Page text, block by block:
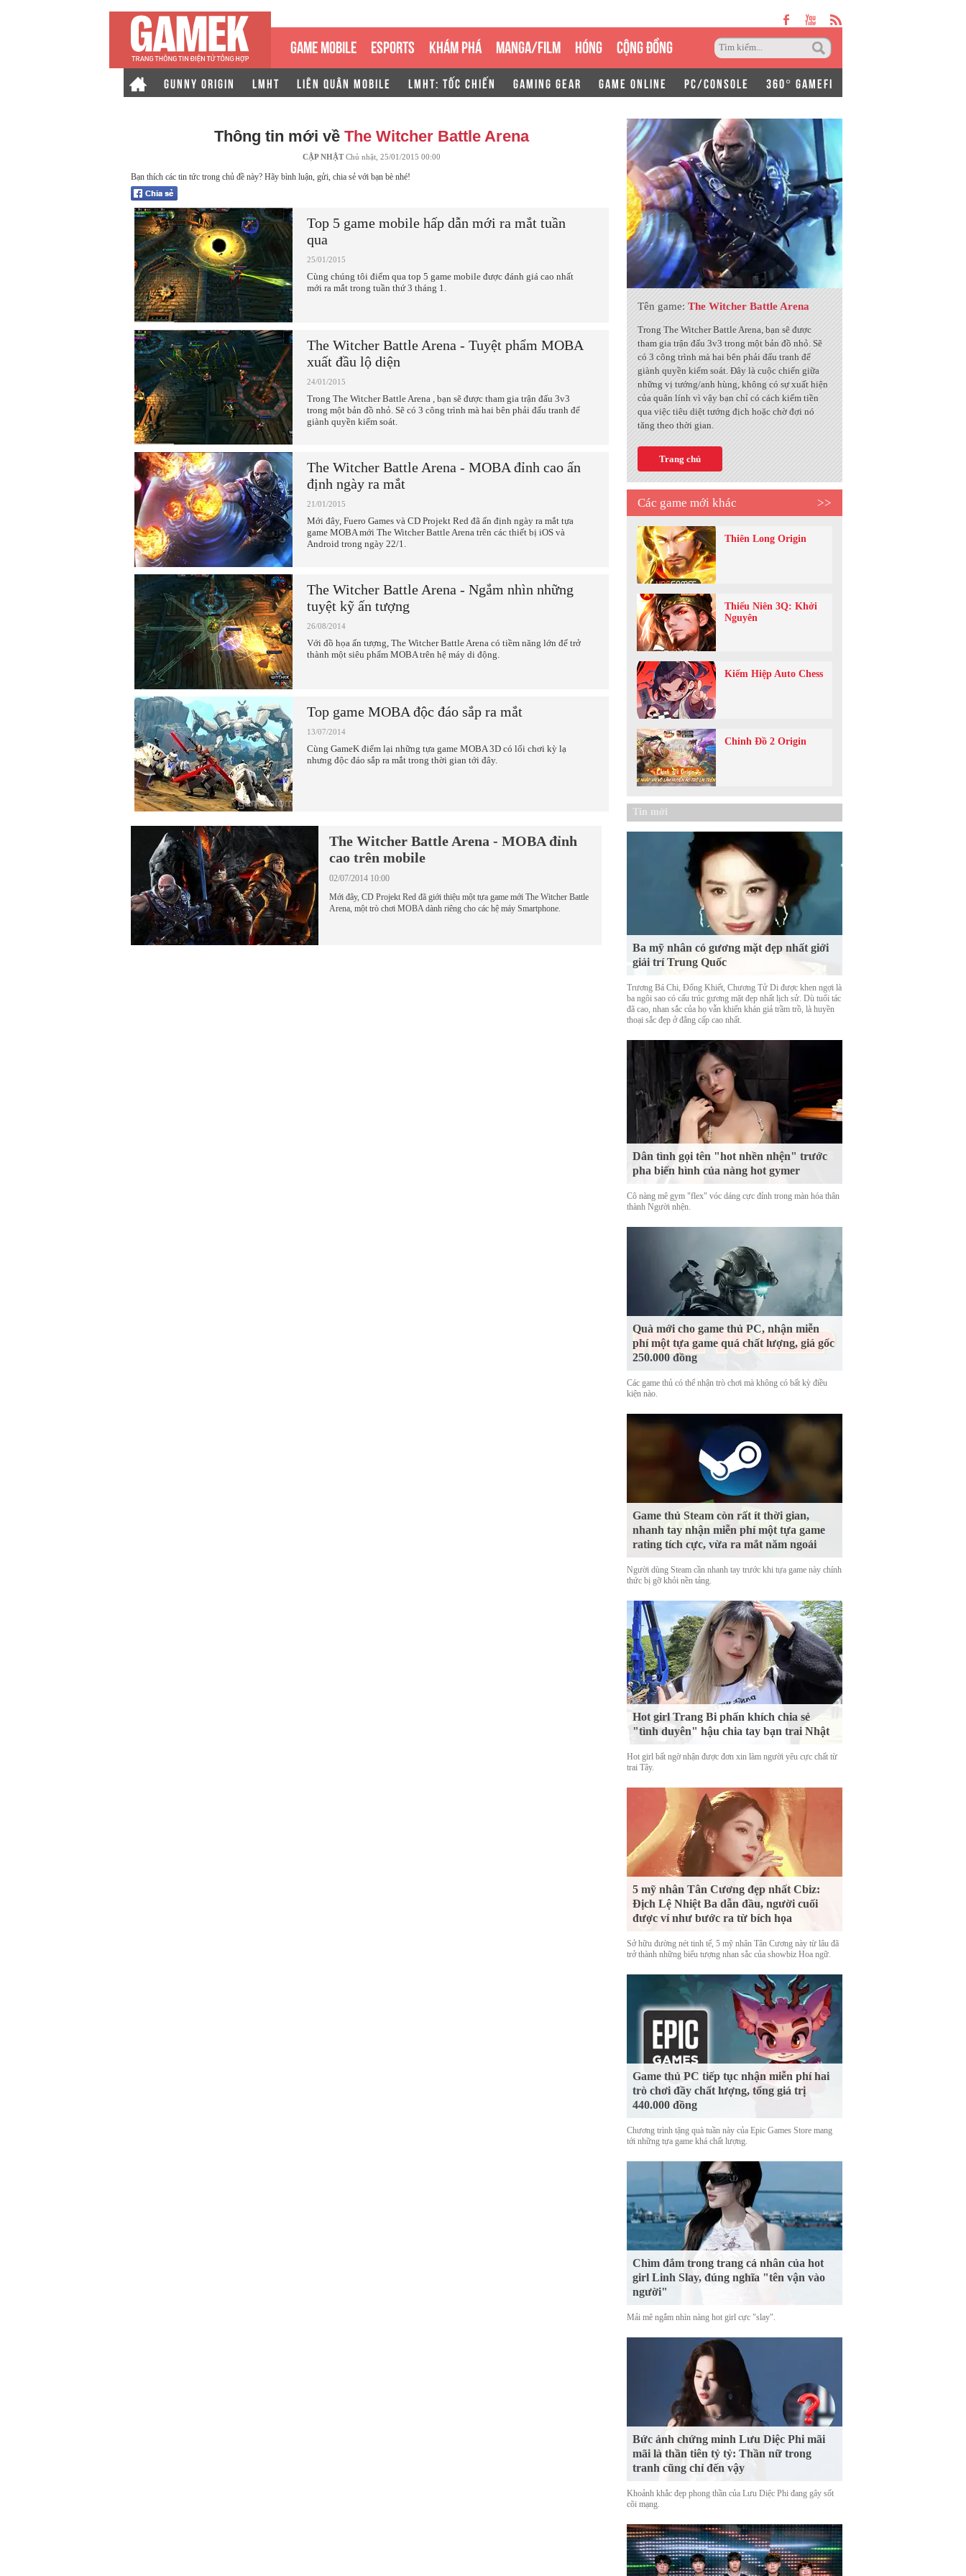
GAME MOBILE ESPORTS KHÁM PHÁ MANGA/FILM HÓNG CỘNG ĐỒNG
GUNNY ORIGIN LMHT LIÊN QUÂN MOBILE LMHT: TỐC CHIẾN GAMING GEAR GAME ONLINE PC/CONSOLE 360° GAMEFI
Thông tin mới về The Witcher Battle Arena
CẬP NHẬTChủ nhật, 25/01/2015 00:00
Bạn thích các tin tức trong chủ đề này? Hãy bình luận, gửi, chia sẻ với bạn bè nhé!
Top 5 game mobile hấp dẫn mới ra mắt tuần
qua
25/01/2015
Cùng chúng tôi điểm qua top 5 game mobile được đánh giá cao nhất
mới ra mắt trong tuần thứ 3 tháng 1.
The Witcher Battle Arena - Tuyệt phẩm MOBA
xuất đầu lộ diện
24/01/2015
Trong The Witcher Battle Arena , bạn sẽ được tham gia trận đấu 3v3
trong một bản đồ nhỏ. Sẽ có 3 công trình mà hai bên phải đấu tranh để
giành quyền kiểm soát.
The Witcher Battle Arena - MOBA đỉnh cao ấn
định ngày ra mắt
21/01/2015
Mới đây, Fuero Games và CD Projekt Red đã ấn định ngày ra mắt tựa
game MOBA mới The Witcher Battle Arena trên các thiết bị iOS và
Android trong ngày 22/1.
The Witcher Battle Arena - Ngắm nhìn những
tuyệt kỹ ấn tượng
26/08/2014
Với đồ họa ấn tượng, The Witcher Battle Arena có tiềm năng lớn để trở
thành một siêu phẩm MOBA trên hệ máy di động.
Top game MOBA độc đáo sắp ra mắt
13/07/2014
Cùng GameK điểm lại những tựa game MOBA 3D có lối chơi kỳ lạ
nhưng độc đáo sắp ra mắt trong thời gian tới đây.
The Witcher Battle Arena - MOBA đỉnh
cao trên mobile
02/07/2014 10:00
Mới đây, CD Projekt Red đã giới thiệu một tựa game mới The Witcher Battle
Arena, một trò chơi MOBA dành riêng cho các hệ máy Smartphone.
Tên game: The Witcher Battle Arena
Trong The Witcher Battle Arena, bạn sẽ được
tham gia trận đấu 3v3 trong một bản đồ nhỏ. Sẽ
có 3 công trình mà hai bên phải đấu tranh để
giành quyền kiểm soát. Đây là cuộc chiến giữa
những vị tướng/anh hùng, không có sự xuất hiện
của quân lính vì vậy bạn chỉ có cách kiếm tiền
qua việc tiêu diệt tướng địch hoặc chờ đợi nó
tăng theo thời gian.
Trang chủ
Các game mới khác >>
Thiên Long Origin
Thiếu Niên 3Q: Khởi
Nguyên
Kiếm Hiệp Auto Chess
Chinh Đồ 2 Origin
Tin mới
Ba mỹ nhân có gương mặt đẹp nhất giới
giải trí Trung Quốc
Trương Bá Chi, Đổng Khiết, Chương Tử Di được khen ngợi là
ba ngôi sao có cấu trúc gương mặt đẹp nhất lịch sử. Dù tuổi tác
đã cao, nhan sắc của họ vẫn khiến khán giả trầm trồ, là huyền
thoại sắc đẹp ở đẳng cấp cao nhất.
Dân tình gọi tên "hot nhền nhện" trước
pha biến hình của nàng hot gymer
Cô nàng mê gym "flex" vóc dáng cực đỉnh trong màn hóa thân
thành Người nhện.
Quà mới cho game thủ PC, nhận miễn
phí một tựa game quá chất lượng, giá gốc
250.000 đồng
Các game thủ có thể nhận trò chơi mà không có bất kỳ điều
kiện nào.
Game thủ Steam còn rất ít thời gian,
nhanh tay nhận miễn phí một tựa game
rating tích cực, vừa ra mắt năm ngoái
Người dùng Steam cần nhanh tay trước khi tựa game này chính
thức bị gỡ khỏi nền tảng.
Hot girl Trang Bi phấn khích chia sẻ
"tình duyên" hậu chia tay bạn trai Nhật
Hot girl bất ngờ nhận được đơn xin làm người yêu cực chất từ
trai Tây.
5 mỹ nhân Tân Cương đẹp nhất Cbiz:
Địch Lệ Nhiệt Ba dẫn đầu, người cuối
được ví như bước ra từ bích họa
Sở hữu đường nét tinh tế, 5 mỹ nhân Tân Cương này từ lâu đã
trở thành những biểu tượng nhan sắc của showbiz Hoa ngữ.
Game thủ PC tiếp tục nhận miễn phí hai
trò chơi đầy chất lượng, tổng giá trị
440.000 đồng
Chương trình tặng quà tuần này của Epic Games Store mang
tới những tựa game khá chất lượng.
Chìm đắm trong trang cá nhân của hot
girl Linh Slay, đúng nghĩa "tên vận vào
người"
Mải mê ngắm nhìn nàng hot girl cực "slay".
Bức ảnh chứng minh Lưu Diệc Phi mãi
mãi là thần tiên tỷ tỷ: Thần nữ trong
tranh cũng chỉ đến vậy
Khoảnh khắc đẹp phong thần của Lưu Diệc Phi đang gây sốt
cõi mạng.